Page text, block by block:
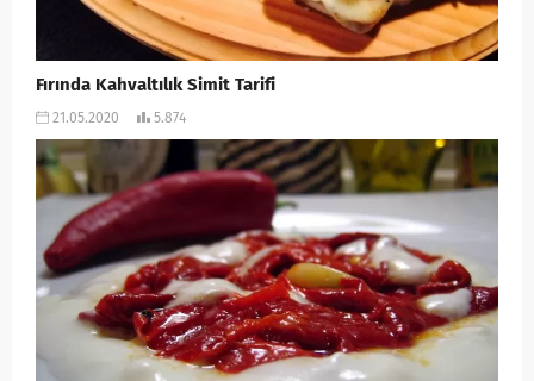
Fırında Kahvaltılık Simit Tarifi
21.05.2020 5.874